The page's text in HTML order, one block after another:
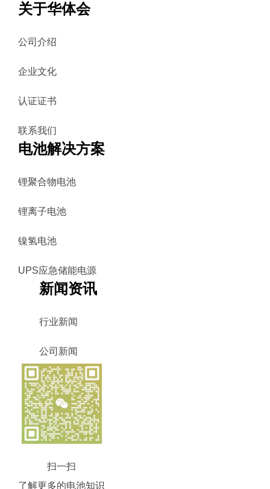
关于华体会
公司介绍
企业文化
认证证书
联系我们
电池解决方案
锂聚合物电池
锂离子电池
镍氢电池
UPS应急储能电源
新闻资讯
行业新闻
公司新闻
扫一扫
了解更多的电池知识